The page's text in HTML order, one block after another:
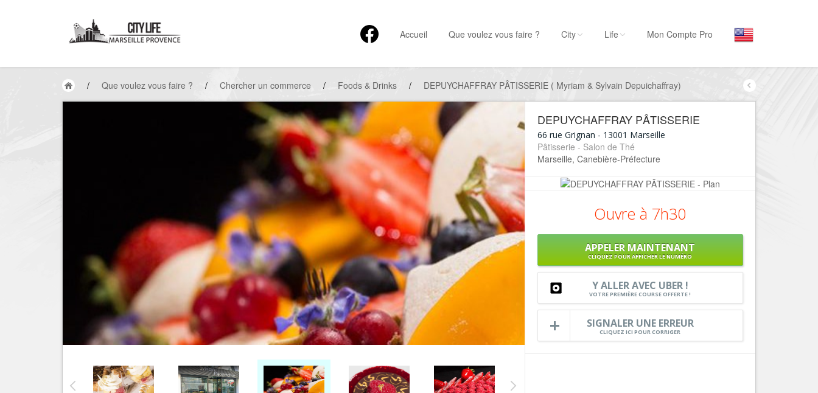
Accueil Que voulez vous faire ?
Hôtels, ...
Sortir
Mode, ...
Loisirs
Plages, sports, ...
Tourisme, ...
City Life Mon Compte Pro
/ Que voulez vous faire ? / Chercher un commerce / Foods & Drinks / DEPUYCHAFFRAY PÂTISSERIE ( Myriam & Sylvain Depuichaffray)
DEPUYCHAFFRAY PÂTISSERIE
66 rue Grignan - 13001 Marseille
Pâtisserie - Salon de Thé
Marseille, Canebière-Préfecture
Ouvre à 7h30
APPELER MAINTENANT
CLIQUEZ POUR AFFICHER LE NUMÉRO
Y ALLER AVEC UBER !
VOTRE PREMIÈRE COURSE OFFERTE !
SIGNALER UNE ERREUR
CLIQUEZ ICI POUR CORRIGER